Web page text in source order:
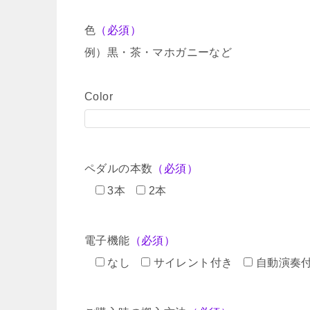
色 （必須）
例）黒・茶・マホガニーなど
Color
ペダルの本数 （必須）
3本
2本
電子機能 （必須）
なし
サイレント付き 自動演奏